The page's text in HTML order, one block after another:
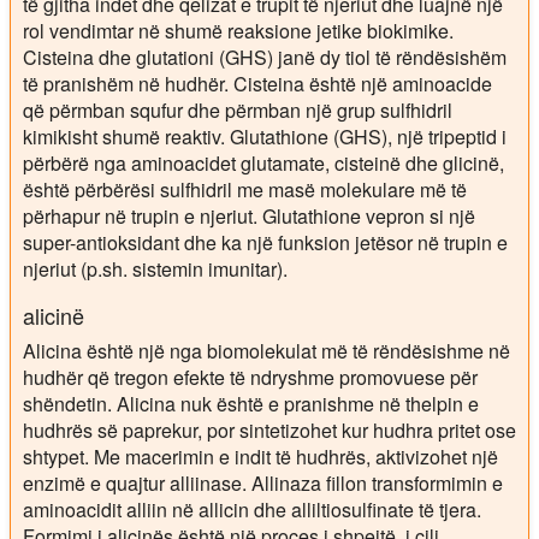
rol vendimtar në shumë reaksione jetike biokimike.
Cisteina dhe glutationi (GHS) janë dy tiol të rëndësishëm
të pranishëm në hudhër. Cisteina është një aminoacide
që përmban squfur dhe përmban një grup sulfhidril
kimikisht shumë reaktiv. Glutathione (GHS), një tripeptid i
përbërë nga aminoacidet glutamate, cisteinë dhe glicinë,
është përbërësi sulfhidril me masë molekulare më të
përhapur në trupin e njeriut. Glutathione vepron si një
super-antioksidant dhe ka një funksion jetësor në trupin e
njeriut (p.sh. sistemin imunitar).
alicinë
Alicina është një nga biomolekulat më të rëndësishme në
hudhër që tregon efekte të ndryshme promovuese për
shëndetin. Alicina nuk është e pranishme në thelpin e
hudhrës së paprekur, por sintetizohet kur hudhra pritet ose
shtypet. Me macerimin e indit të hudhrës, aktivizohet një
enzimë e quajtur alliinase. Allinaza fillon transformimin e
aminoacidit alliin në allicin dhe alliltiosulfinate të tjera.